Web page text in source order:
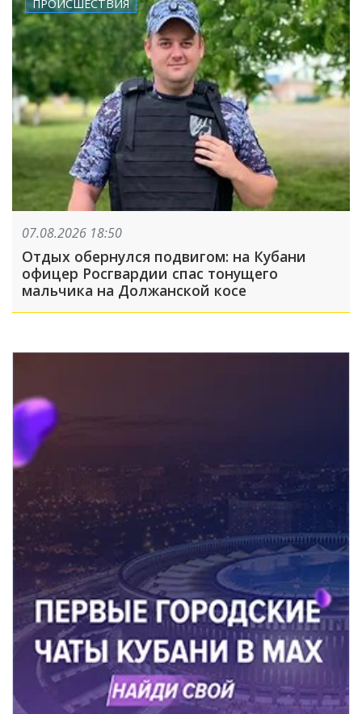
ПРОИСШЕСТВИЯ
07.08.2026 18:50
Отдых обернулся подвигом: на Кубани
офицер Росгвардии спас тонущего
мальчика на Должанской косе